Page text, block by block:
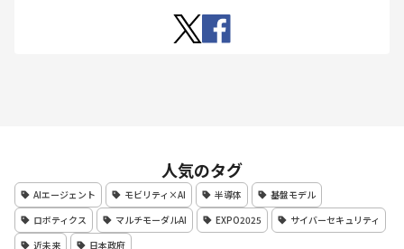
人気のタグ
AIエージェント モビリティ×AI 半導体
基盤モデル
ロボティクス
マルチモーダルAI EXPO2025
サイバーセキュリティ
近未来
日本政府